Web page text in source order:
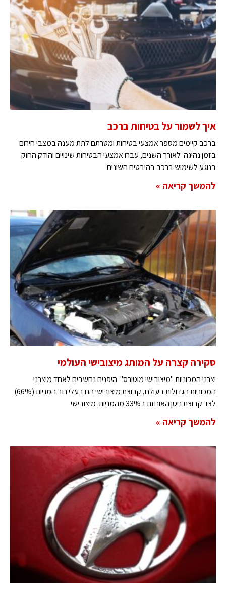
איך לשמור על בטיחות ברכב
ברכב קיימים מספר אמצעי בטיחות ומטרתם לתת מענה במצבי חירום
בזמן נהיגה. לאורך השנים, עברו אמצעי הבטיחות שינויים והודק החוק
בנוגע לשימוש ברכב בהיבטים השונים
להמשך קריאה »
סקירה קצרה על המותג מיצובישי העולמי
יצרני המכוניות "מיצובישי מוטורס" היפנים נחשבים לאחד מיצרני
המכוניות הגדולות בעולם, קבוצת מיצובישי הם בעלי רוב המניות (66%)
לצד קבוצת ניסן האוחזת ב33% מהמניות. מיצובישי
להמשך קריאה »